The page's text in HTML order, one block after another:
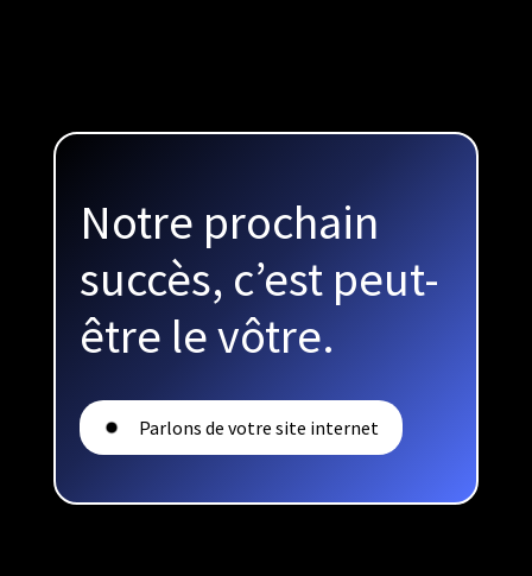
Notre prochain
succès, c’est peut-
être le vôtre.
Parlons de votre site internet